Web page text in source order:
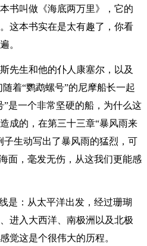
书叫做《海底两万里》，它的
这本书实在是太有趣了，你看
。
先生和他的仆人康塞尔，以及
着“鹦鹉螺号”的尼摩船长一起
是一个非常坚硬的船，为什么这
成的，在第三十三章“暴风雨来
子生动写出了暴风雨的猛烈，可
面，毫发无伤，从这我们更能感
是：从太平洋出发，经过珊瑚
进入大西洋、南极洲以及北极
觉这是个很伟大的历程。